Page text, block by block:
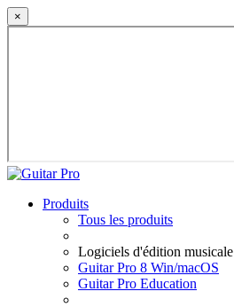
×
Produits
Tous les produits
Logiciels d'édition musicale
Guitar Pro 8 Win/macOS
Guitar Pro Education